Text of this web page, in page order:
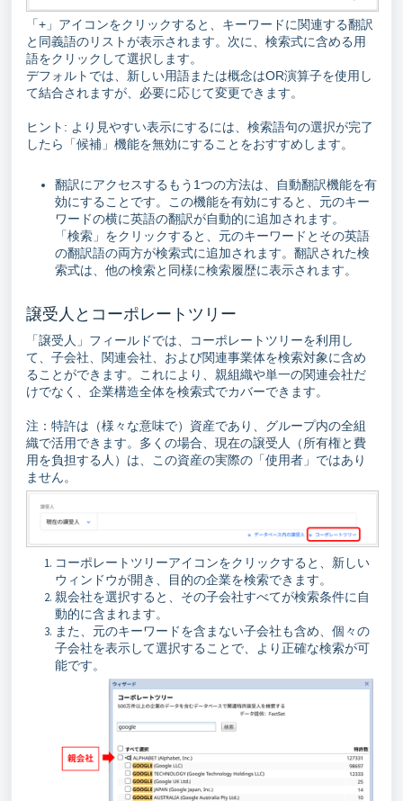
「+」アイコンをクリックすると、キーワードに関連する翻訳
と同義語のリストが表示されます。次に、検索式に含める用
語をクリックして選択します。
デフォルトでは、新しい用語または概念はOR演算子を使用し
て結合されますが、必要に応じて変更できます。
ヒント: より見やすい表示にするには、検索語句の選択が完了
したら「候補」機能を無効にすることをおすすめします。
翻訳にアクセスするもう1つの方法は、自動翻訳機能を有
効にすることです。この機能を有効にすると、元のキー
ワードの横に英語の翻訳が自動的に追加されます。
「検索」をクリックすると、元のキーワードとその英語
の翻訳語の両方が検索式に追加されます。翻訳された検
索式は、他の検索と同様に検索履歴に表示されます。
譲受人とコーポレートツリー
「譲受人」フィールドでは、コーポレートツリーを利用し
て、子会社、関連会社、および関連事業体を検索対象に含め
ることができます。これにより、親組織や単一の関連会社だ
けでなく、企業構造全体を検索式でカバーできます。
注：特許は（様々な意味で）資産であり、グループ内の全組
織で活用できます。多くの場合、現在の譲受人（所有権と費
用を負担する人）は、この資産の実際の「使用者」ではあり
ません。
コーポレートツリーアイコンをクリックすると、新しい
ウィンドウが開き、目的の企業を検索できます。
親会社を選択すると、その子会社すべてが検索条件に自
動的に含まれます。
また、元のキーワードを含まない子会社も含め、個々の
子会社を表示して選択することで、より正確な検索が可
能です。